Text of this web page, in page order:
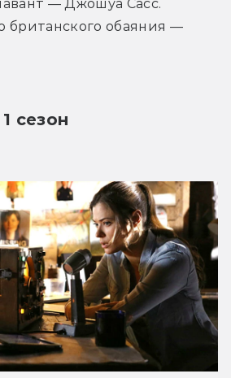
— Джошуа Сасс.
британского обаяния —
сезон